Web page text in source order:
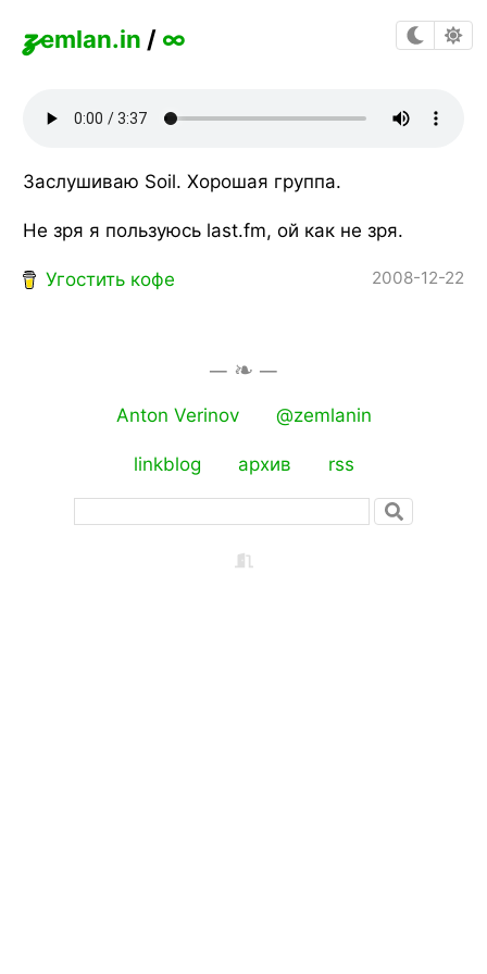
zemlan.in / ∞
Заслушиваю Soil. Хорошая группа.
Не зря я пользуюсь last.fm, ой как не зря.
Угостить кофе 2008-12-22
Anton Verinov @zemlanin
linkblog архив rss